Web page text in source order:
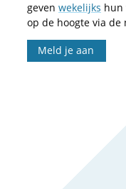
geven wekelijks hun
op de hoogte via de
Meld je aan